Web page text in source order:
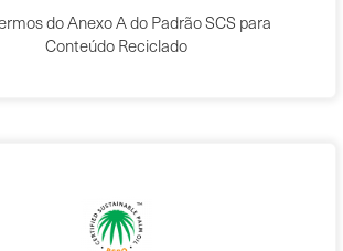
do Anexo A do Padrão SCS para
Conteúdo Reciclado